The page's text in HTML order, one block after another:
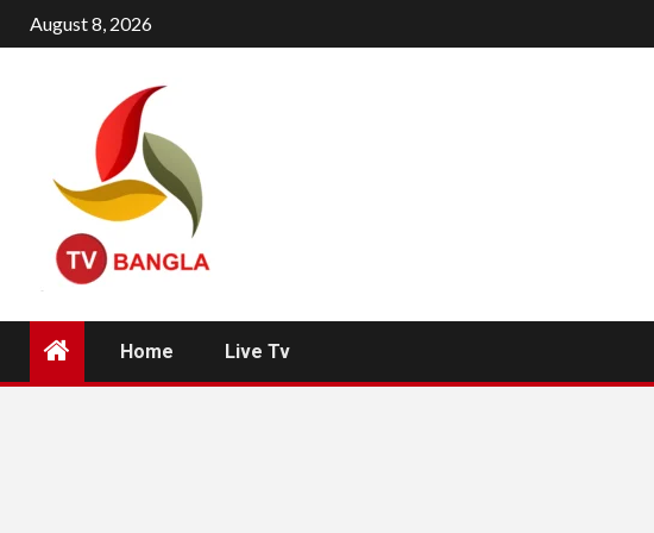
Skip
to
August 8, 2026
Home Live Tv